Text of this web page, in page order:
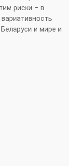
риски – в
и мире и